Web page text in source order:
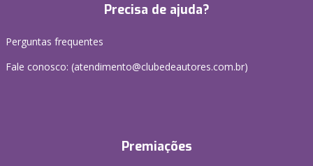
Precisa de ajuda?
Perguntas frequentes
Fale conosco: (atendimento@clubedeautores.com.br)
Premiações